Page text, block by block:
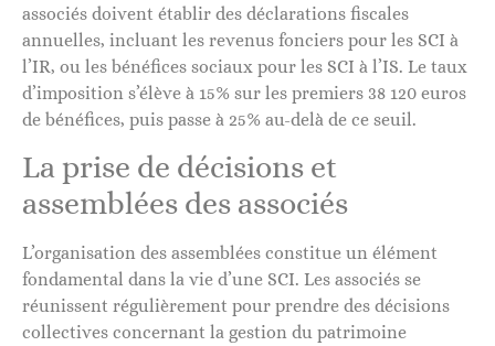
associés doivent établir des déclarations fiscales
annuelles, incluant les revenus fonciers pour les SCI à
l’IR, ou les bénéfices sociaux pour les SCI à l’IS. Le taux
d’imposition s’élève à 15% sur les premiers 38 120 euros
de bénéfices, puis passe à 25% au-delà de ce seuil.
La prise de décisions et
assemblées des associés
L’organisation des assemblées constitue un élément
fondamental dans la vie d’une SCI. Les associés se
réunissent régulièrement pour prendre des décisions
collectives concernant la gestion du patrimoine